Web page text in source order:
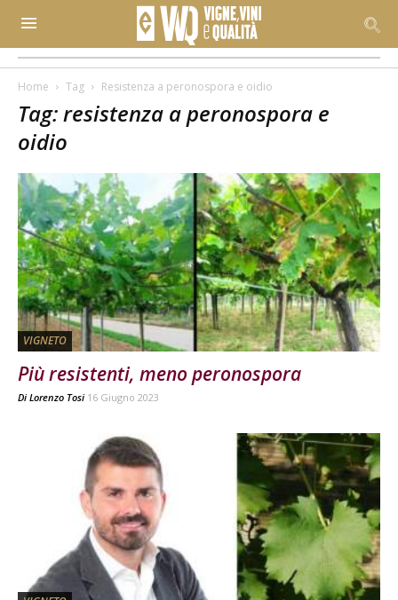
Home Tag Resistenza a peronospora e oidio
Tag: resistenza a peronospora e
oidio
VIGNETO
Più resistenti, meno peronospora
Di Lorenzo Tosi 16 Giugno 2023